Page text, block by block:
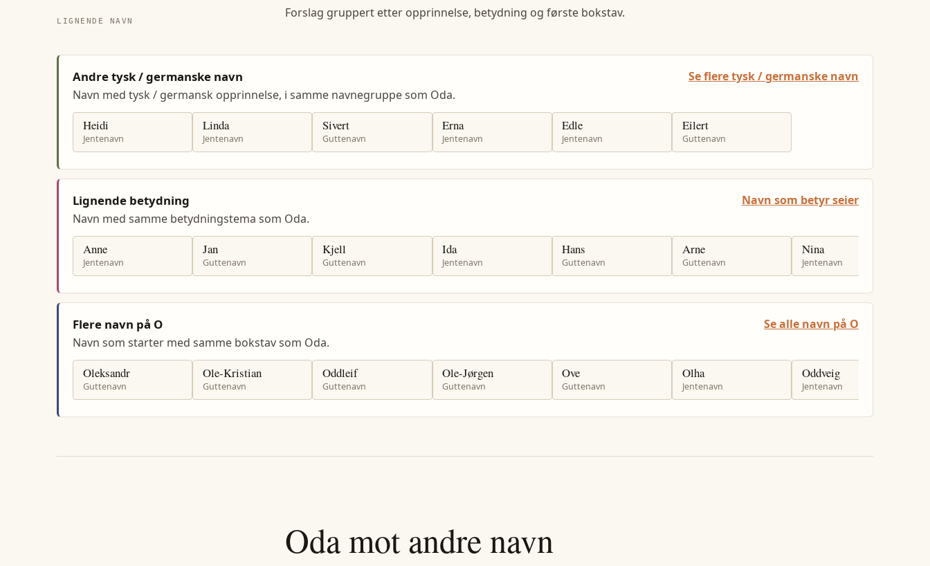
LIGNENDE NAVN
Forslag gruppert etter opprinnelse, betydning og første bokstav.
Andre tysk / germanske navn
Navn med tysk / germansk opprinnelse, i samme navnegruppe som Oda.
Se flere tysk / germanske navn
Heidi
Jentenavn
Linda
Jentenavn
Sivert
Guttenavn
Erna
Jentenavn
Edle
Jentenavn
Eilert
Guttenavn
Lignende betydning
Navn med samme betydningstema som Oda.
Navn som betyr seier
Anne
Jentenavn
Jan
Guttenavn
Kjell
Guttenavn
Ida
Jentenavn
Hans
Guttenavn
Arne
Guttenavn
Nina
Jentenavn
Flere navn på O
Navn som starter med samme bokstav som Oda.
Se alle navn på O
Oleksandr
Guttenavn
Ole-Kristian
Guttenavn
Oddleif
Guttenavn
Ole-Jørgen
Guttenavn
Ove
Guttenavn
Olha
Jentenavn
Oddveig
Jentenavn
Odamot andre navn